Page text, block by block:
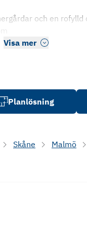
och en
Visa mer
Planlösning
Skåne Malmö